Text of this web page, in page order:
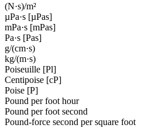
(N·s)/m²
µPa·s [µPas]
mPa·s [mPas]
Pa·s [Pas]
g/(cm·s)
kg/(m·s)
Poiseuille [Pl]
Centipoise [cP]
Poise [P]
Pound per foot hour
Pound per foot second
Pound-force second per square foot